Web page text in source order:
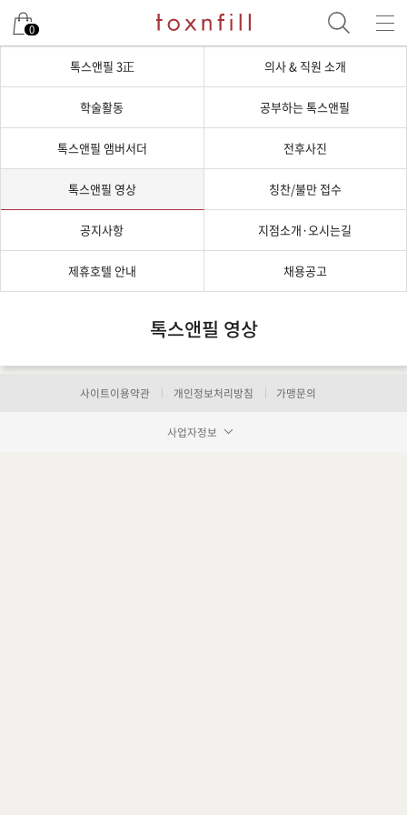
0
톡스앤필 3正 의사 & 직원 소개
학술활동 공부하는 톡스앤필
톡스앤필 앰버서더 전후사진
톡스앤필 영상 칭찬/불만 접수
공지사항 지점소개·오시는길
제휴호텔 안내 채용공고
톡스앤필 영상
사이트이용약관 개인정보처리방침 가맹문의
사업자정보